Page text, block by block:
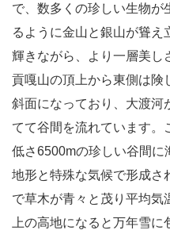
で、数多くの珍しい生物が
るように金山と銀山が聳え
輝きながら、より一層美し
貢嘎山の頂上から東側は険
斜面になっており、大渡河
てて谷間を流れています。
低さ6500mの珍しい谷間
地形と特殊な気候で形成さ
で草木が青々と茂り平均
上の高地になると万年雪